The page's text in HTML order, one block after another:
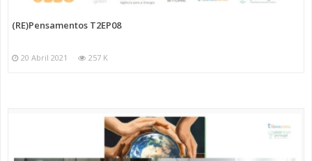
(RE)Pensamentos T2EP08
20 Abril 2021 257 K